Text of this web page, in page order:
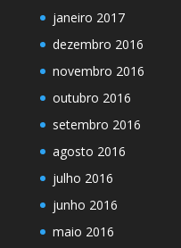
janeiro 2017
dezembro 2016
novembro 2016
outubro 2016
setembro 2016
agosto 2016
julho 2016
junho 2016
maio 2016